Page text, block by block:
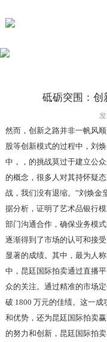
砥砺突围：创
然而，创新之路并非一帆风
股等创新模式的过程中，刘
中，，的挑战莫过于建立公
的概念，很多人对其持怀疑
战，我们没有退缩。”刘焕金
据分析，证明了艺术品银行
部门沟通合作，确保业务模
逐渐得到了市场的认可和接
显著的成绩。其中，最为人
中，昆廷国际拍卖通过直播
众的关注。通过精准的市场
破 1800 万元的佳绩。这一
和优势，还为昆廷国际拍卖
的努力和创新，昆廷国际拍